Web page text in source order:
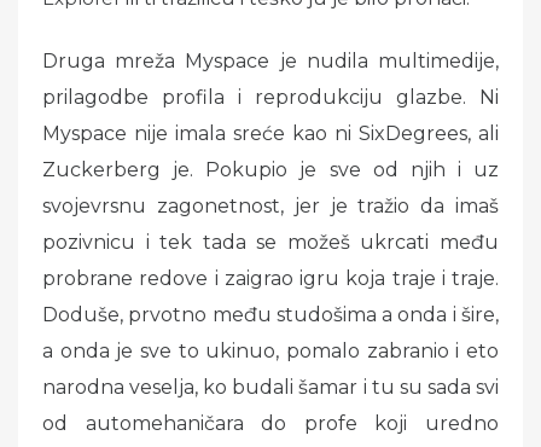
Druga mreža Myspace je nudila multimedije,
prilagodbe profila i reprodukciju glazbe. Ni
Myspace nije imala sreće kao ni SixDegrees, ali
Zuckerberg je. Pokupio je sve od njih i uz
svojevrsnu zagonetnost, jer je tražio da imaš
pozivnicu i tek tada se možeš ukrcati među
probrane redove i zaigrao igru koja traje i traje.
Doduše, prvotno među studošima a onda i šire,
a onda je sve to ukinuo, pomalo zabranio i eto
narodna veselja, ko budali šamar i tu su sada svi
od automehaničara do profe koji uredno